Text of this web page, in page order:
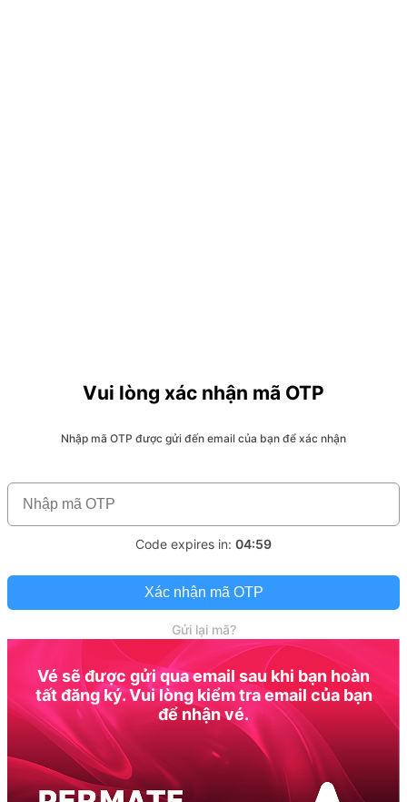
Vui lòng xác nhận mã OTP
Nhập mã OTP được gửi đến email của bạn để xác nhận
Code expires in: 04:59
Xác nhận mã OTP
Gửi lại mã?
Vé sẽ được gửi qua email sau khi bạn hoàn
tất đăng ký. Vui lòng kiểm tra email của bạn
để nhận vé.